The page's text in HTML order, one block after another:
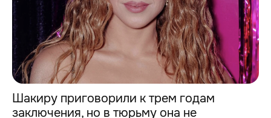
Шакиру приговорили к трем годам
заключения, но в тюрьму она не